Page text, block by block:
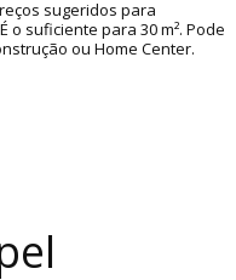
sugeridos para
o suficiente para 30 m². Pode
ou Home Center.